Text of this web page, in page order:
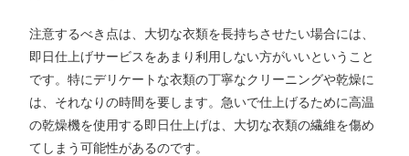
注意するべき点は、大切な衣類を長持ちさせたい場合には、
即日仕上げサービスをあまり利用しない方がいいということ
です。特にデリケートな衣類の丁寧なクリーニングや乾燥に
は、それなりの時間を要します。急いで仕上げるために高温
の乾燥機を使用する即日仕上げは、大切な衣類の繊維を傷め
てしまう可能性があるのです。